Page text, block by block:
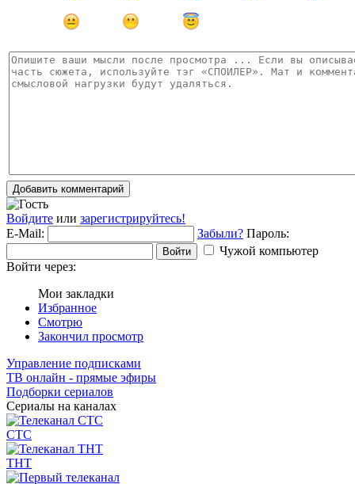
Добавить комментарий
Войдите или зарегистрируйтесь!
E-Mail:
Забыли? Пароль:
Войти
Чужой компьютер
Войти через:
Мои закладки
Избранное
Смотрю
Закончил просмотр
Управление подписками
ТВ онлайн - прямые эфиры
Подборки сериалов
Сериалы на каналах
СТС
ТНТ